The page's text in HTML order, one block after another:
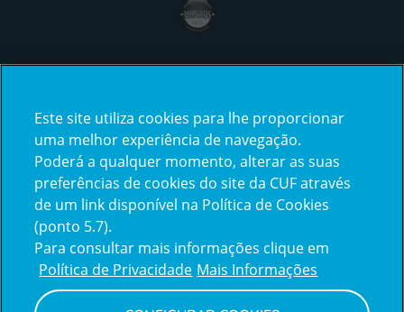
Reclamações
e
elogios
Este site utiliza cookies para lhe proporcionar
uma melhor experiência de navegação.
Poderá a qualquer momento, alterar as suas
preferências de cookies do site da CUF através
de um link disponível na Política de Cookies
(ponto 5.7).
Para consultar mais informações clique em
Política de Privacidade Mais Informações